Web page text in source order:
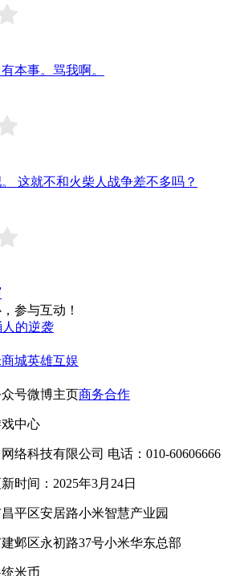
本事。骂我啊。
这就不和火柴人战争差不多吗？
参与互动！
的逆袭
城英雄互娱
号微博主页商务合作
中心
络科技有限公司 电话：010-60606666
时间：2025年3月24日
平区安居路小米智慧产业园
邺区永初路37号小米华东总部
米币